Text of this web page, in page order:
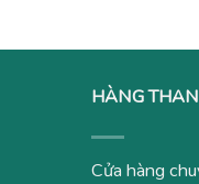
HÀNG
Cửa hàng